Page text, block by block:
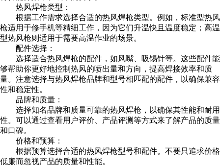
热风焊枪类型：
根据工作需求选择合适的热风焊枪类型。例如，标准型热风
枪适用于修手机等精细工作，因为它们升温快且温度稳定；高温
型热风枪则适用于需要高温作业的场景。
配件选择：
选择适合热风焊枪的配件，如风嘴、吸锡针等。这些配件能
够帮助你更好地控制热风的喷出量和方向，提高焊接效率和质
量。注意选择与热风焊枪品牌和型号相匹配的配件，以确保兼容
性和稳定性。
品牌和质量：
选择知名品牌和质量可靠的热风焊枪，以确保其性能和耐用
性。可以通过查看用户评价、产品评测等方式来了解产品的质量
和口碑。
价格和预算：
根据预算选择合适的热风焊枪型号和配件。不要只追求价格
低廉而忽视产品的质量和性能。